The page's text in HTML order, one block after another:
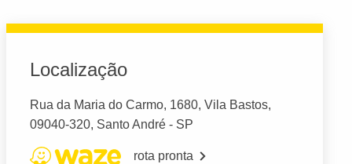
Localização
Rua da Maria do Carmo, 1680, Vila Bastos,
09040-320, Santo André - SP
rota pronta